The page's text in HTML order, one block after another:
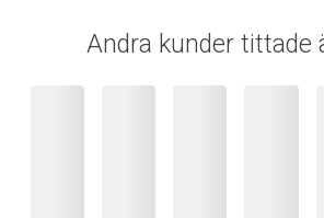
Andra kunder tittade